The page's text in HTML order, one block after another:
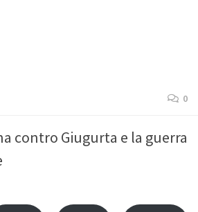
0
contro Giugurta e la guerra